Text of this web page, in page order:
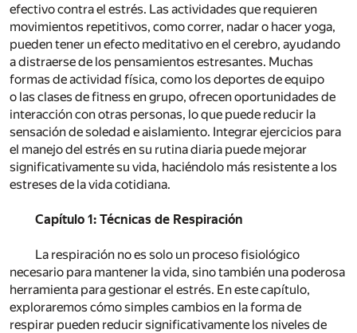
efectivo contra el estrés. Las actividades que requieren
movimientos repetitivos, como correr, nadar o hacer yoga,
pueden tener un efecto meditativo en el cerebro, ayudando
a distraerse de los pensamientos estresantes. Muchas
formas de actividad física, como los deportes de equipo
o las clases de fitness en grupo, ofrecen oportunidades de
interacción con otras personas, lo que puede reducir la
sensación de soledad e aislamiento. Integrar ejercicios para
el manejo del estrés en su rutina diaria puede mejorar
significativamente su vida, haciéndolo más resistente a los
estreses de la vida cotidiana.
Capítulo 1: Técnicas de Respiración
La respiración no es solo un proceso fisiológico
necesario para mantener la vida, sino también una poderosa
herramienta para gestionar el estrés. En este capítulo,
exploraremos cómo simples cambios en la forma de
respirar pueden reducir significativamente los niveles de